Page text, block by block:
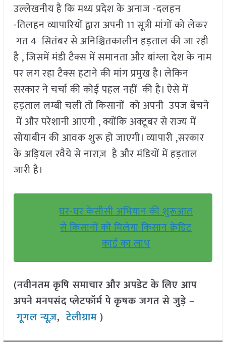
उल्लेखनीय है कि मध्य प्रदेश के अनाज -दलहन
-तिलहन व्यापारियों द्वारा अपनी 11 सूत्री मांगों को लेकर
गत 4 सितंबर से अनिश्चितकालीन हड़ताल की जा रही
है , जिसमें मंडी टैक्स में समानता और बांग्ला देश के नाम
पर लग रहा टैक्स हटाने की मांग प्रमुख है। लेकिन
सरकार ने चर्चा की कोई पहल नहीं की है। ऐसे में
हड़ताल लम्बी चली तो किसानों को अपनी उपज बेचने
में और परेशानी आएगी , क्योंकि अक्टूबर से राज्य में
सोयाबीन की आवक शुरू हो जाएगी। व्यापारी ,सरकार
के अड़ियल रवैये से नाराज़ है और मंडियों में हड़ताल
जारी है।
घर-घर केसीसी अभियान की शुरूआत
से किसानों को मिलेगा किसान क्रेडिट
कार्ड का लाभ
(नवीनतम कृषि समाचार और अपडेट के लिए आप
अपने मनपसंद प्लेटफॉर्म पे कृषक जगत से जुड़े –
गूगल न्यूज़,टेलीग्राम )